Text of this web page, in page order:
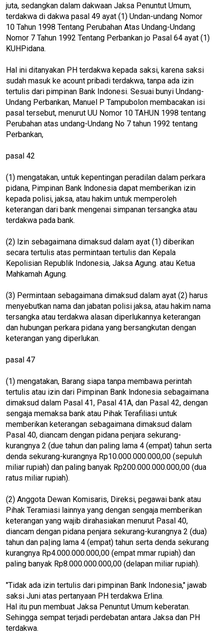
juta, sedangkan dalam dakwaan Jaksa Penuntut Umum,
terdakwa di dakwa pasal 49 ayat (1) Undan-undang Nomor
10 Tahun 1998 Tentang Perubahan Atas Undang-Undang
Nomor 7 Tahun 1992 Tentang Perbankan jo Pasal 64 ayat (1)
KUHPidana.
Hal ini ditanyakan PH terdakwa kepada saksi, karena saksi
sudah masuk ke acount pribadi terdakwa, tanpa ada izin
tertulis dari pimpinan Bank Indonesi. Sesuai bunyi Undang-
Undang Perbankan, Manuel P Tampubolon membacakan isi
pasal tersebut, menurut UU Nomor 10 TAHUN 1998 tentang
Perubahan atas undang-Undang No 7 tahun 1992 tentang
Perbankan,
pasal 42
(1) mengatakan, untuk kepentingan peradilan dalam perkara
pidana, Pimpinan Bank lndonesia dapat memberikan izin
kepada polisi, jaksa, atau hakim untuk memperoleh
keterangan dari bank mengenai simpanan tersangka atau
terdakwa pada bank.
(2) lzin sebagaimana dimaksud dalam ayat (1) diberikan
secara tertulis atas permintaan tertulis dan Kepala
Kepolisian Republik Indonesia, Jaksa Agung. atau Ketua
Mahkamah Agung.
(3) Permintaan sebagaimana dimaksud dalam ayat (2) harus
menyebutkan nama dan jabatan polisi jaksa, atau hakim nama
tersangka atau terdakwa alasan diperlukannya keterangan
dan hubungan perkara pidana yang bersangkutan dengan
keterangan yang diperlukan.
pasal 47
(1) mengatakan, Barang siapa tanpa membawa perintah
tertulis atau izin dari Pimpinan Bank lndonesia sebagaimana
dimaksud dalam Pasal 41, Pasal 41A, dan Pasal 42, dengan
sengaja memaksa bank atau Pihak Terafiliasi untuk
memberikan keterangan sebagaimana dimaksud dalam
Pasal 40, diancam dengan pidana penjara sekurang-
kurangnya 2 (due tahun dan paling lama 4 (empat) tahun serta
denda sekurang-kurangnya Rp10.000.000.000,00 (sepuluh
miliar rupiah) dan paling banyak Rp200.000.000.000,00 (dua
ratus miliar rupiah).
(2) Anggota Dewan Komisaris, Direksi, pegawai bank atau
Pihak Teramiasi lainnya yang dengan sengaja memberikan
keterangan yang wajib dirahasiakan menurut Pasal 40,
diancam dengan pidana penjara sekurang-kurangnya 2 (dua)
tahun dan pa|ing lama 4 (empat) tahun serta denda sekurang
kurangnya Rp4.000.000.000,00 (empat mmar rupiah) dan
paling banyak Rp8.000.000.000,00 (delapan miliar rupiah).
"Tidak ada izin tertulis dari pimpinan Bank Indonesia," jawab
saksi Juni atas pertanyaan PH terdakwa Erlina.
Hal itu pun membuat Jaksa Penuntut Umum keberatan.
Sehingga sempat terjadi perdebatan antara Jaksa dan PH
terdakwa.